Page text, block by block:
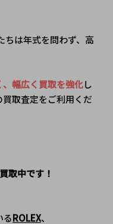
ちは年式を問わず、高
幅広く買取を強化し
取査定をご利用くだ
取中です！
るROLEX、